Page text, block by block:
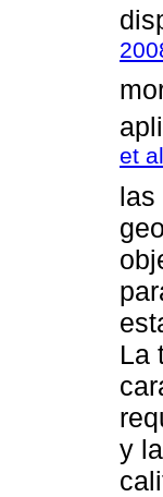
et
las
La
y